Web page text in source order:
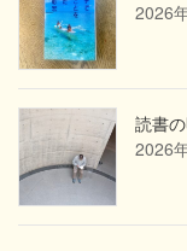
2026
読書
2026